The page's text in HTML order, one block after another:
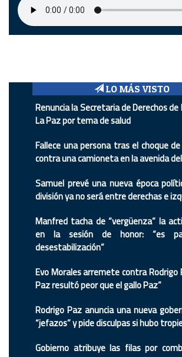
LO MÁS VISTO
Renuncia la Secretaria de Derechos de
La Paz por tema de salud
Fallece una persona tras el choque
contra una camioneta en la avenida
Samuel prevé una nueva época
división ya no será entre derechas e
Manfred tacha de “vergüenza” la
en la sesión de honor: “es
desestabilización”
Evo Morales arremete contra Rodrigo
Paz resultó peor que el gallo Paz”
Rodrigo Paz anuncia una nueva
“jefazos” y pide disculpas si hubo
Gobierno atribuye las filas por